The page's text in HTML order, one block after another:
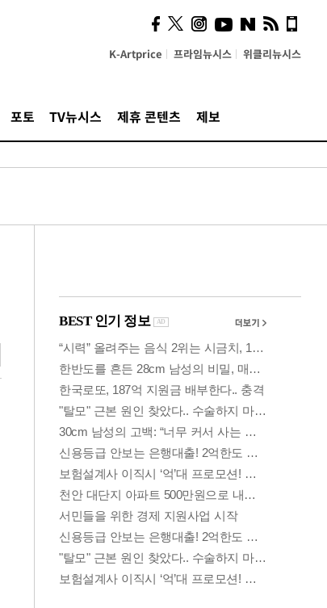
K-Artprice 프라임뉴시스 위클리뉴시스
포토 TV뉴시스 제휴 콘텐츠 제보
시, 스마트폰 액세서리에
NFC 더했다